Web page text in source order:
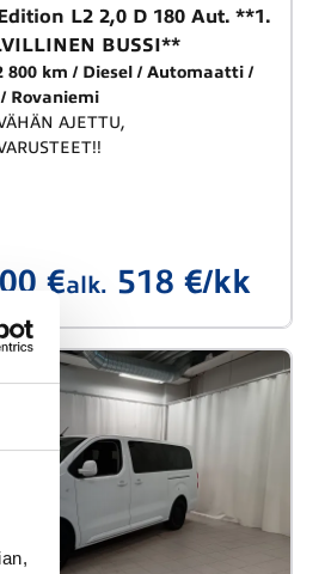
L2 2,0 D 180 Aut. **1.
BUSSI**
800 km Diesel
Automaatti
Rovaniemi
AJETTU,
€alk. 518 €/kk